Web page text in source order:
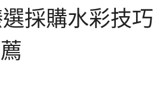
選採購水彩技